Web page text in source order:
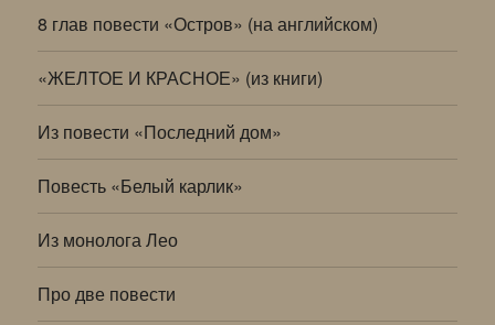
8 глав повести «Остров» (на английском)
«ЖЕЛТОЕ И КРАСНОЕ» (из книги)
Из повести «Последний дом»
Повесть «Белый карлик»
Из монолога Лео
Про две повести